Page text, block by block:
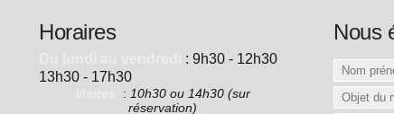
Horaires
: 9h30 - 12h30
13h30 - 17h30
: 10h30 ou 14h30 (sur
réservation)
Nous